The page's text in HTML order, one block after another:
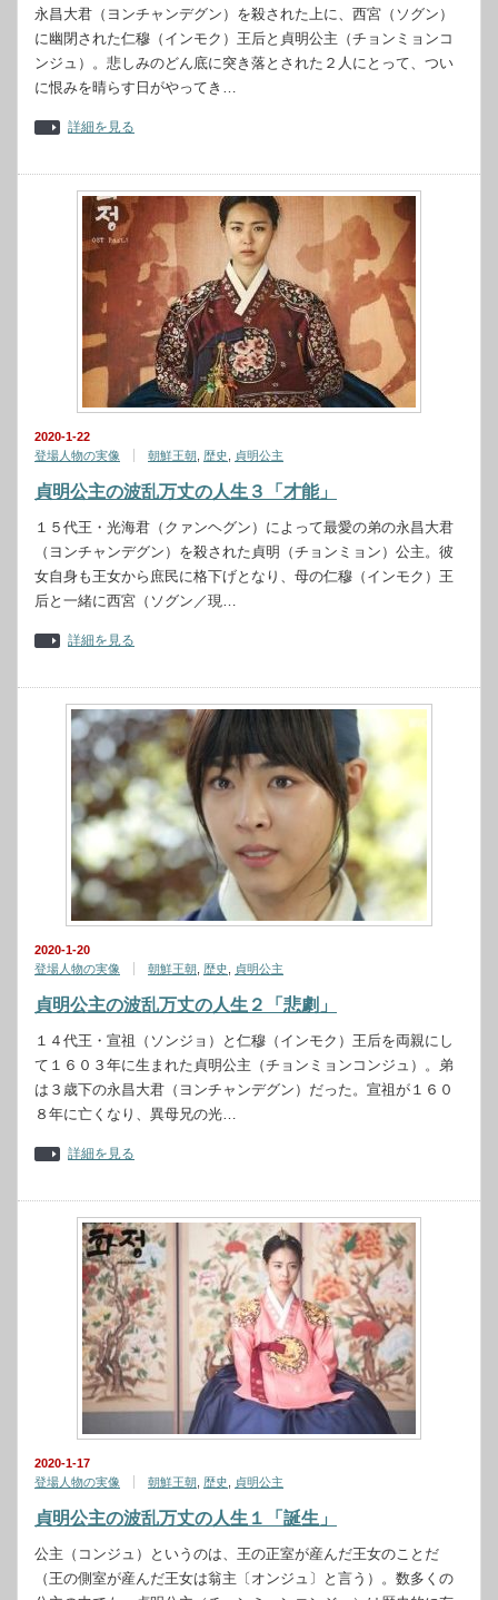
永昌大君（ヨンチャンデグン）を殺された上に、西宮（ソグン）
に幽閉された仁穆（インモク）王后と貞明公主（チョンミョンコ
ンジュ）。悲しみのどん底に突き落とされた２人にとって、つい
に恨みを晴らす日がやってき…
詳細を見る
2020-1-22
登場人物の実像
朝鮮王朝 歴史 貞明公主
貞明公主の波乱万丈の人生３「才能」
１５代王・光海君（クァンヘグン）によって最愛の弟の永昌大君
（ヨンチャンデグン）を殺された貞明（チョンミョン）公主。彼
女自身も王女から庶民に格下げとなり、母の仁穆（インモク）王
后と一緒に西宮（ソグン／現…
詳細を見る
2020-1-20
登場人物の実像
朝鮮王朝 歴史 貞明公主
貞明公主の波乱万丈の人生２「悲劇」
１４代王・宣祖（ソンジョ）と仁穆（インモク）王后を両親にし
て１６０３年に生まれた貞明公主（チョンミョンコンジュ）。弟
は３歳下の永昌大君（ヨンチャンデグン）だった。宣祖が１６０
８年に亡くなり、異母兄の光…
詳細を見る
2020-1-17
登場人物の実像
朝鮮王朝 歴史 貞明公主
貞明公主の波乱万丈の人生１「誕生」
公主（コンジュ）というのは、王の正室が産んだ王女のことだ
（王の側室が産んだ王女は翁主〔オンジュ〕と言う）。数多くの